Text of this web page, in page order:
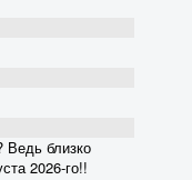
Ведь близко
2026-го!!